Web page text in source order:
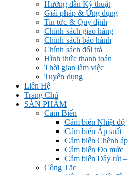
Hướng dẫn Kỹ thuật
Giải pháp & Ứng dụng
Tin tức & Quy định
Chính sách giao hàng
Chính sách bảo hành
Chính sách đổi trả
Hình thức thanh toán
Thời gian làm việc
Tuyển dụng
Liên Hệ
Trang Chủ
SẢN PHẨM
Cảm Biến
Cảm biến Nhiệt độ
Cảm biến Áp suất
Cảm biến Chênh áp
Cảm biến Đo mức
Cảm biến Dây rút –
Công Tắc